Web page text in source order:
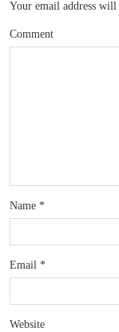
Your email address will
Comment
Name *
Email *
Website